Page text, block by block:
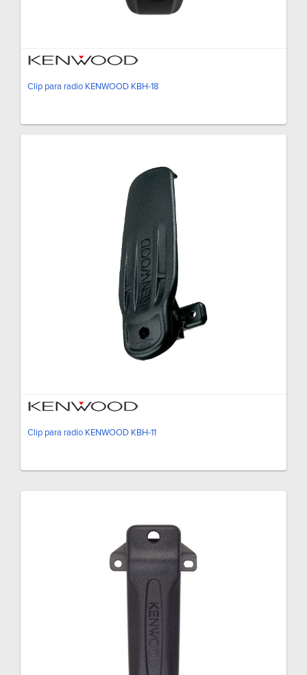
Clip para radio KENWOOD KBH-18
Clip para radio KENWOOD KBH-11